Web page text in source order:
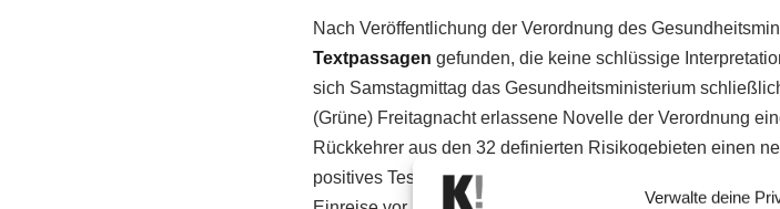
Verwalte deine
Nach Veröffentlichung der Verordnung des
Textpassagen gefunden, die keine schlüssige
sich Samstagmittag das Gesundheitsministerium
(Grüne) Freitagnacht erlassene Novelle der Verordnung
Rückkehrer aus den 32 definierten Risikogebieten einen
positives Testergebnis (welcher Nachweis für einen